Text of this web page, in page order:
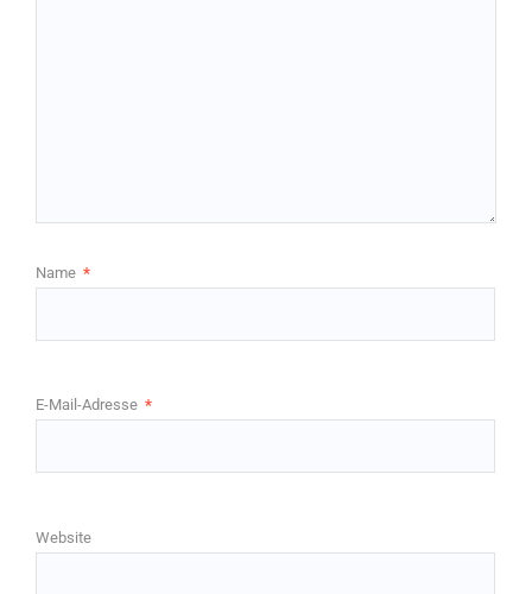
Name *
E-Mail-Adresse *
Website